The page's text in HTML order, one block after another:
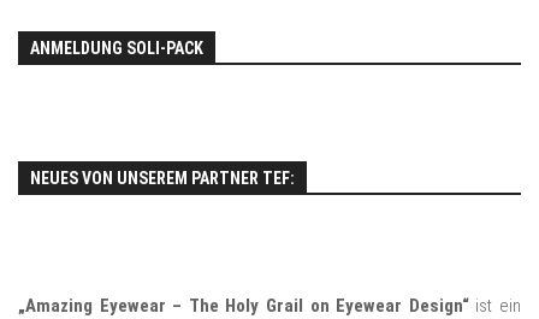
ANMELDUNG SOLI-PACK
NEUES VON UNSEREM PARTNER TEF:
„Amazing Eyewear – The Holy Grail on Eyewear Design“ist ein